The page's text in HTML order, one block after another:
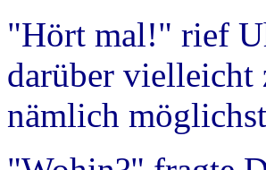
"Hört mal!" rief
darüber vielleicht
nämlich